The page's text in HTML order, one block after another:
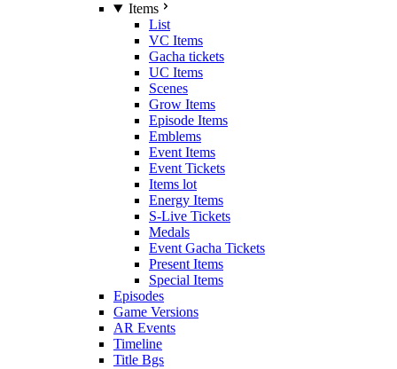
Items
List
VC Items
Gacha tickets
UC Items
Scenes
Grow Items
Episode Items
Emblems
Event Items
Event Tickets
Items lot
Energy Items
S-Live Tickets
Medals
Event Gacha Tickets
Present Items
Special Items
Episodes
Game Versions
AR Events
Timeline
Title Bgs